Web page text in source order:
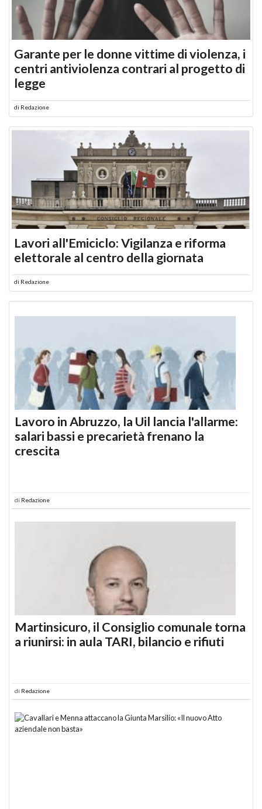
Garante per le donne vittime di violenza, i
centri antiviolenza contrari al progetto di
legge
di Redazione
Lavori all'Emiciclo: Vigilanza e riforma
elettorale al centro della giornata
di Redazione
Lavoro in Abruzzo, la Uil lancia l'allarme:
salari bassi e precarietà frenano la
crescita
di Redazione
Martinsicuro, il Consiglio comunale torna
a riunirsi: in aula TARI, bilancio e rifiuti
di Redazione